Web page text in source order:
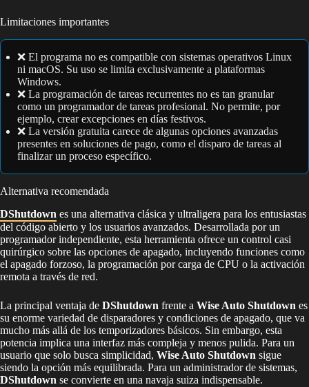
Limitaciones importantes
❌ El programa no es compatible con sistemas operativos Linux
ni macOS. Su uso se limita exclusivamente a plataformas
Windows.
❌ La programación de tareas recurrentes no es tan granular
como un programador de tareas profesional. No permite, por
ejemplo, crear excepciones en días festivos.
❌ La versión gratuita carece de algunas opciones avanzadas
presentes en soluciones de pago, como el disparo de tareas al
finalizar un proceso específico.
Alternativa recomendada
DShutdown es una alternativa clásica y ultraligera para los entusiastas
del código abierto y los usuarios avanzados. Desarrollada por un
programador independiente, esta herramienta ofrece un control casi
quirúrgico sobre las opciones de apagado, incluyendo funciones como
el apagado forzoso, la programación por carga de CPU o la activación
remota a través de red.
La principal ventaja de DShutdown frente a Wise Auto Shutdown es
su enorme variedad de disparadores y condiciones de apagado, que va
mucho más allá de los temporizadores básicos. Sin embargo, esta
potencia implica una interfaz más compleja y menos pulida. Para un
usuario que solo busca simplicidad, Wise Auto Shutdown sigue
siendo la opción más equilibrada. Para un administrador de sistemas,
DShutdown se convierte en una navaja suiza indispensable.